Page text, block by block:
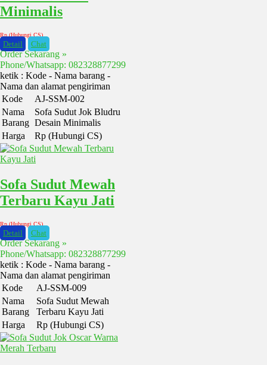
Minimalis
Rp (Hubungi CS)
Detail Chat
Order Sekarang »
Phone/Whatsapp: 082328877299
ketik : Kode - Nama barang -
Nama dan alamat pengiriman
Kode
AJ-SSM-002
Nama
Barang
Sofa Sudut Jok Bludru
Desain Minimalis
Harga
Rp (Hubungi CS)
Sofa Sudut Mewah
Terbaru Kayu Jati
Rp (Hubungi CS)
Detail Chat
Order Sekarang »
Phone/Whatsapp: 082328877299
ketik : Kode - Nama barang -
Nama dan alamat pengiriman
Kode
AJ-SSM-009
Nama
Barang
Sofa Sudut Mewah
Terbaru Kayu Jati
Harga
Rp (Hubungi CS)